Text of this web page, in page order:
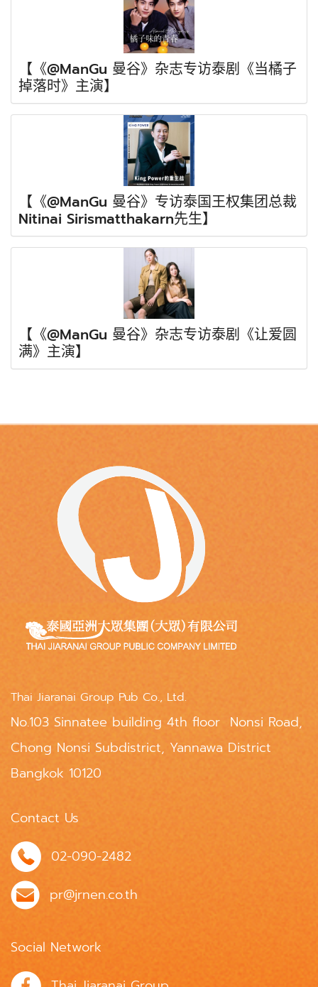
【《@ManGu 曼谷》杂志专访泰剧《当橘子
掉落时》主演】
【《@ManGu 曼谷》专访泰国王权集团总裁
Nitinai Sirismatthakarn先生】
【《@ManGu 曼谷》杂志专访泰剧《让爱圆
满》主演】
Thai Jiaranai Group Pub Co., Ltd.
No.103 Sinnatee building 4th floor Nonsi Road,
Chong Nonsi Subdistrict, Yannawa District
Bangkok 10120
Contact Us
02-090-2482
pr@jrnen.co.th
Social Network